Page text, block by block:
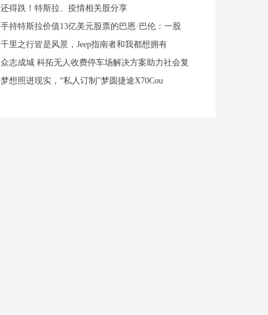
还得跌！特斯拉、疫情相关股分享
手持特斯拉价值13亿美元股票的巴恩·巴伦：一股
千里之行皆是风景，Jeep指南者和我都想拥有
众志成城 科拓无人收费停车场解决方案助力社会复
梦想照进现实，“私人订制”梦圆捷途X70Cou